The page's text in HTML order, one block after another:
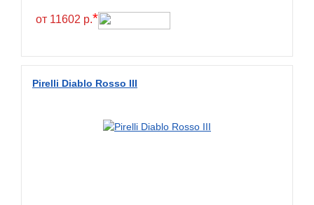
от 11602 р.*
Pirelli Diablo Rosso III